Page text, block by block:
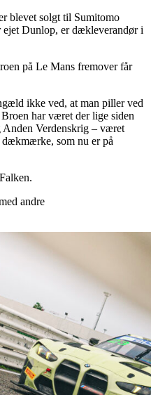
blevet solgt til Sumitomo
Dunlop, er dækleverandør i
på Le Mans fremover får
ikke ved, at man piller ved
har været der lige siden
Anden Verdenskrig – været
dækmærke, som nu er på
andre